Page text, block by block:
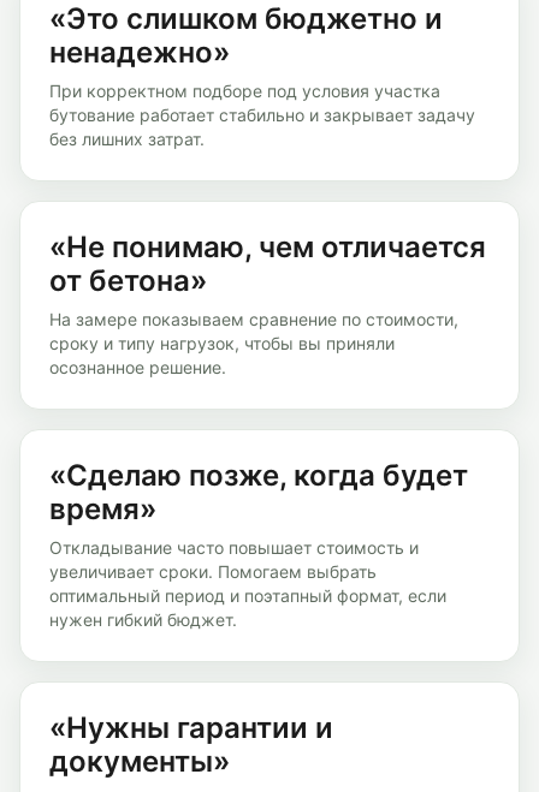
«Это слишком бюджетно и
ненадежно»
При корректном подборе под условия участка
бутование работает стабильно и закрывает задачу
без лишних затрат.
«Не понимаю, чем отличается
от бетона»
На замере показываем сравнение по стоимости,
сроку и типу нагрузок, чтобы вы приняли
осознанное решение.
«Сделаю позже, когда будет
время»
Откладывание часто повышает стоимость и
увеличивает сроки. Помогаем выбрать
оптимальный период и поэтапный формат, если
нужен гибкий бюджет.
«Нужны гарантии и
документы»